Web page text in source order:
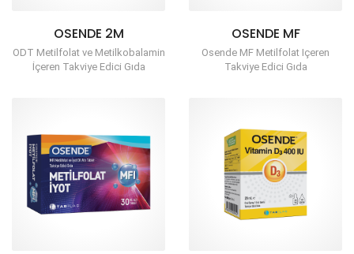
OSENDE 2M
ODT Metilfolat ve Metilkobalamin
İçeren Takviye Edici Gıda
OSENDE MF
Osende MF Metilfolat Içeren
Takviye Edici Gıda